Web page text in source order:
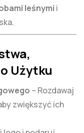
leśnymi i
Użytku
– Rozdawaj
zwiększyć ich